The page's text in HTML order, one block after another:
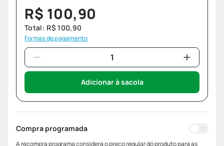
R$ 100,90
Total: R$ 100,90
Formas de pagamento
Adicionar à sacola
Compra programada
A recompra programa considera o preço regular do produto para as